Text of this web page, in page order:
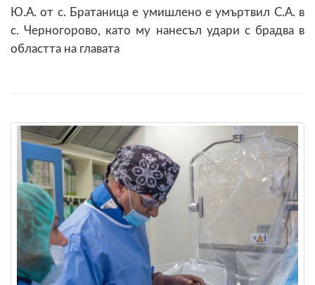
Ю.А. от с. Братаница е умишлено е умъртвил С.А. в
с. Черногорово, като му нанесъл удари с брадва в
областта на главата